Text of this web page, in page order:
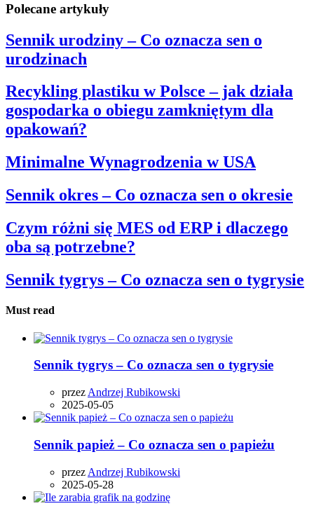
Polecane artykuły
Sennik urodziny – Co oznacza sen o
urodzinach
Recykling plastiku w Polsce – jak działa
gospodarka o obiegu zamkniętym dla
opakowań?
Minimalne Wynagrodzenia w USA
Sennik okres – Co oznacza sen o okresie
Czym różni się MES od ERP i dlaczego
oba są potrzebne?
Sennik tygrys – Co oznacza sen o tygrysie
Must read
Sennik tygrys – Co oznacza sen o tygrysie
przez Andrzej Rubikowski
2025-05-05
Sennik papież – Co oznacza sen o papieżu
przez Andrzej Rubikowski
2025-05-28